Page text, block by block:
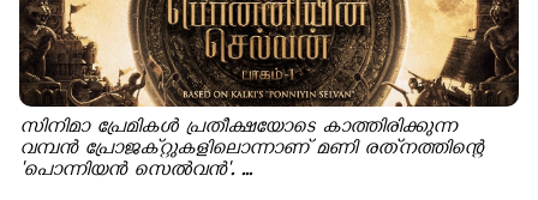
സിനിമാ പ്രേമികള്‍ പ്രതീക്ഷയോടെ കാത്തിരിക്കുന്ന
വമ്പന്‍ പ്രോജക്റ്റുകളിലൊന്നാണ് മണി രത്‌നത്തിന്റെ
'പൊന്നിയന്‍ സെല്‍വന്‍'. ...